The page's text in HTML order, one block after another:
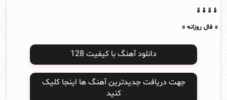
⇓⇓⇓⇓
» فال روزانه «
دانلود آهنگ با کیفیت 128
جهت دریافت جدیدترین آهنگ ها اینجا کلیک
کنید